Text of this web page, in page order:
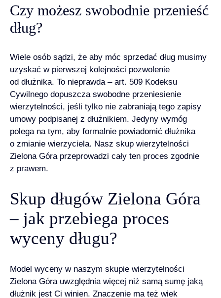
Czy możesz swobodnie przenieść
dług?
Wiele osób sądzi, że aby móc sprzedać dług musimy
uzyskać w pierwszej kolejności pozwolenie
od dłużnika. To nieprawda – art. 509 Kodeksu
Cywilnego dopuszcza swobodne przeniesienie
wierzytelności, jeśli tylko nie zabraniają tego zapisy
umowy podpisanej z dłużnikiem. Jedyny wymóg
polega na tym, aby formalnie powiadomić dłużnika
o zmianie wierzyciela. Nasz skup wierzytelności
Zielona Góra przeprowadzi cały ten proces zgodnie
z prawem.
Skup długów Zielona Góra
– jak przebiega proces
wyceny długu?
Model wyceny w naszym skupie wierzytelności
Zielona Góra uwzględnia więcej niż samą sumę jaką
dłużnik jest Ci winien. Znaczenie ma też wiek